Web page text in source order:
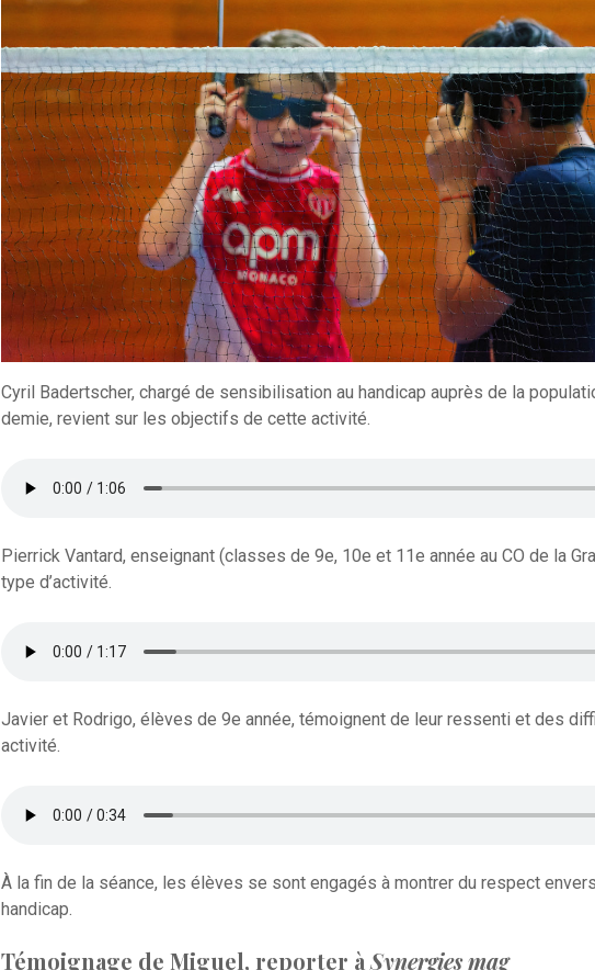
Cyril Badertscher, chargé de sensibilisation au handicap auprès de la
demie, revient sur les objectifs de cette activité.
Pierrick Vantard, enseignant (classes de 9e, 10e et 11e année au CO de la
type d’activité.
Javier et Rodrigo, élèves de 9e année, témoignent de leur ressenti et des
activité.
À la fin de la séance, les élèves se sont engagés à montrer du respect
handicap.
Témoignage de Miguel, reporter à Synergies mag